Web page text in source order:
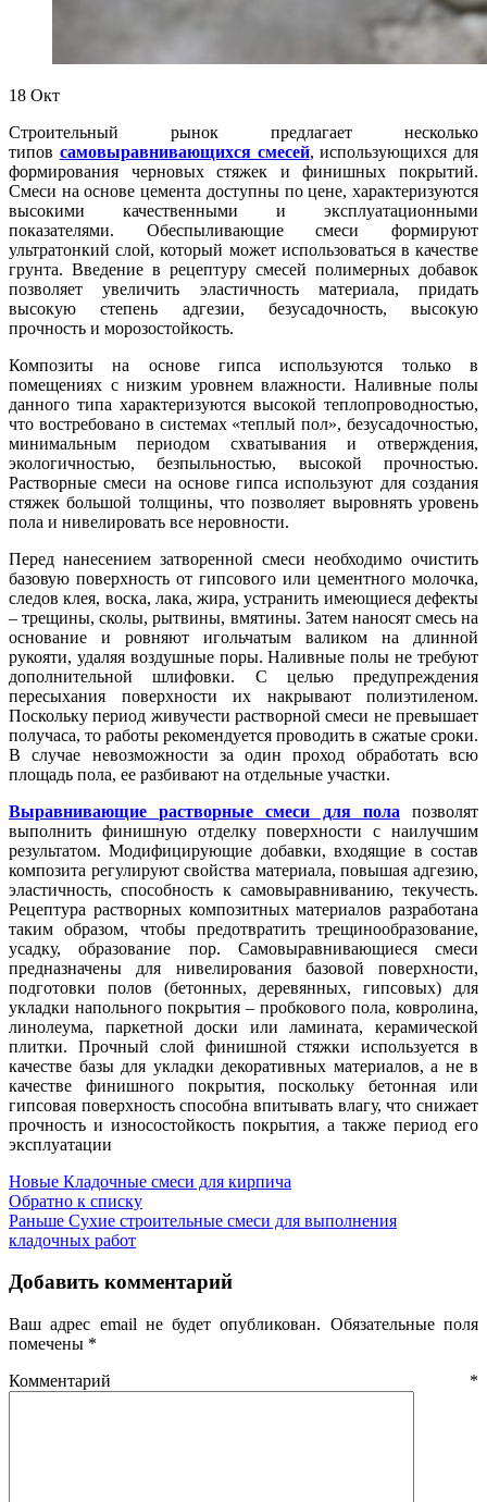
18 Окт
Строительный рынок предлагает несколько
типов самовыравнивающихся смесей, использующихся для
формирования черновых стяжек и финишных покрытий.
Смеси на основе цемента доступны по цене, характеризуются
высокими качественными и эксплуатационными
показателями. Обеспыливающие смеси формируют
ультратонкий слой, который может использоваться в качестве
грунта. Введение в рецептуру смесей полимерных добавок
позволяет увеличить эластичность материала, придать
высокую степень адгезии, безусадочность, высокую
прочность и морозостойкость.
Композиты на основе гипса используются только в
помещениях с низким уровнем влажности. Наливные полы
данного типа характеризуются высокой теплопроводностью,
что востребовано в системах «теплый пол», безусадочностью,
минимальным периодом схватывания и отверждения,
экологичностью, безпыльностью, высокой прочностью.
Растворные смеси на основе гипса используют для создания
стяжек большой толщины, что позволяет выровнять уровень
пола и нивелировать все неровности.
Перед нанесением затворенной смеси необходимо очистить
базовую поверхность от гипсового или цементного молочка,
следов клея, воска, лака, жира, устранить имеющиеся дефекты
– трещины, сколы, рытвины, вмятины. Затем наносят смесь на
основание и ровняют игольчатым валиком на длинной
рукояти, удаляя воздушные поры. Наливные полы не требуют
дополнительной шлифовки. С целью предупреждения
пересыхания поверхности их накрывают полиэтиленом.
Поскольку период живучести растворной смеси не превышает
получаса, то работы рекомендуется проводить в сжатые сроки.
В случае невозможности за один проход обработать всю
площадь пола, ее разбивают на отдельные участки.
Выравнивающие растворные смеси для пола позволят
выполнить финишную отделку поверхности с наилучшим
результатом. Модифицирующие добавки, входящие в состав
композита регулируют свойства материала, повышая адгезию,
эластичность, способность к самовыравниванию, текучесть.
Рецептура растворных композитных материалов разработана
таким образом, чтобы предотвратить трещинообразование,
усадку, образование пор. Самовыравнивающиеся смеси
предназначены для нивелирования базовой поверхности,
подготовки полов (бетонных, деревянных, гипсовых) для
укладки напольного покрытия – пробкового пола, ковролина,
линолеума, паркетной доски или ламината, керамической
плитки. Прочный слой финишной стяжки используется в
качестве базы для укладки декоративных материалов, а не в
качестве финишного покрытия, поскольку бетонная или
гипсовая поверхность способна впитывать влагу, что снижает
прочность и износостойкость покрытия, а также период его
эксплуатации
Новые Кладочные смеси для кирпича
Обратно к списку
Раньше Сухие строительные смеси для выполнения
кладочных работ
Добавить комментарий
Ваш адрес email не будет опубликован. Обязательные поля
помечены *
Комментарий *